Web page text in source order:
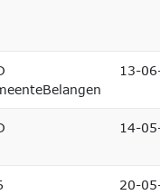
13-
14-
20-